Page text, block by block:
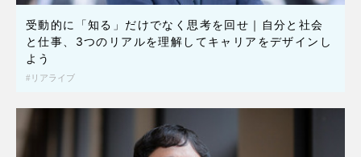
受動的に「知る」だけでなく思考を回せ｜自分と社会
と仕事、3つのリアルを理解してキャリアをデザインし
よう
リアライブ